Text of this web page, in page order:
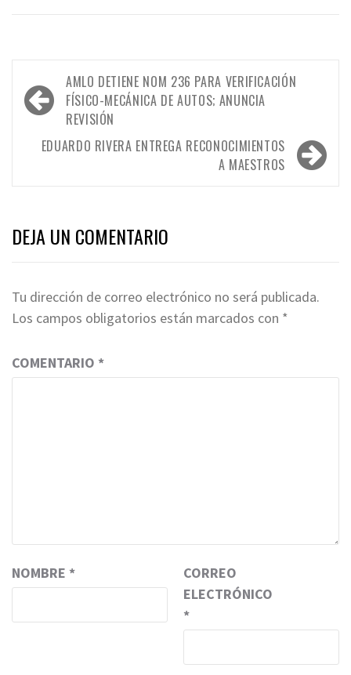
Navegación
de
entradas
AMLO DETIENE NOM 236 PARA VERIFICACIÓN
FÍSICO-MECÁNICA DE AUTOS; ANUNCIA
REVISIÓN
EDUARDO RIVERA ENTREGA RECONOCIMIENTOS
A MAESTROS
DEJA UN COMENTARIO
Tu dirección de correo electrónico no será publicada.
Los campos obligatorios están marcados con *
COMENTARIO *
NOMBRE *
CORREO
ELECTRÓNICO
*